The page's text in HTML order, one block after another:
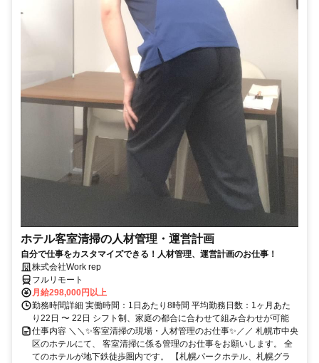
ホテル客室清掃の人材管理・運営計画
自分で仕事をカスタマイズできる！人材管理、運営計画のお仕事！
株式会社Work rep
フルリモート
月給298,000円以上
勤務時間詳細 実働時間：1日あたり8時間 平均勤務日数：1ヶ月あた
り22日 〜 22日 シフト制、家庭の都合に合わせて組み合わせが可能
仕事内容 ＼＼✨客室清掃の現場・人材管理のお仕事✨／／ 札幌市中央
区のホテルにて、 客室清掃に係る管理のお仕事をお願いします。 全
てのホテルが地下鉄徒歩圏内です。 【札幌パークホテル、札幌グラ